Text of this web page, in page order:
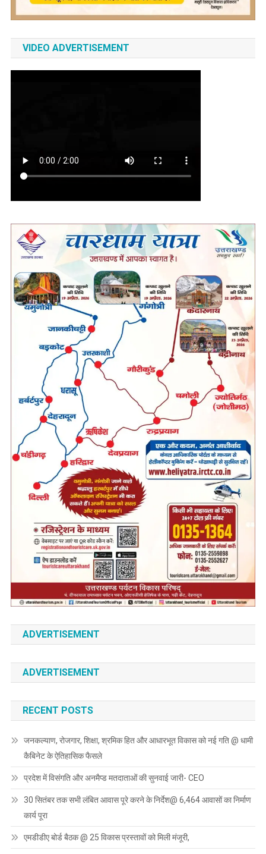
VIDEO ADVERTISEMENT
ADVERTISEMENT
ADVERTISEMENT
RECENT POSTS
जनकल्याण, रोजगार, शिक्षा, श्रमिक हित और आधारभूत विकास को नई गति @ धामी
कैबिनेट के ऐतिहासिक फैसले
प्रदेश में विसंगति और अनमैप्ड मतदाताओं की सुनवाई जारी- CEO
30 सितंबर तक सभी लंबित आवास पूरे करने के निर्देश@ 6,464 आवासों का निर्माण
कार्य पूरा
एमडीडीए बोर्ड बैठक @ 25 विकास प्रस्तावों को मिली मंजूरी,